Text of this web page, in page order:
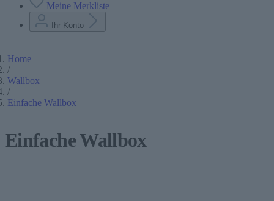
Meine Merkliste
Ihr Konto
Home
/
Wallbox
/
Einfache Wallbox
Einfache Wallbox